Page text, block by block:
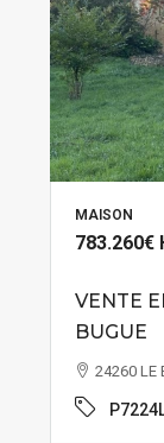
MAISON
783.260€
VENTE
BUGUE
24260 LE